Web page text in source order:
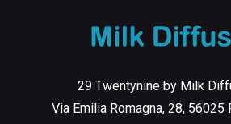
29 Twentynine by Milk
Via Emilia Romagna, 28, 56025